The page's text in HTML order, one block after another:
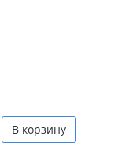
В корзину